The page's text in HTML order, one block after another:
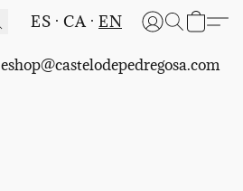
ES CA EN
eshop@castelodepedregosa.com